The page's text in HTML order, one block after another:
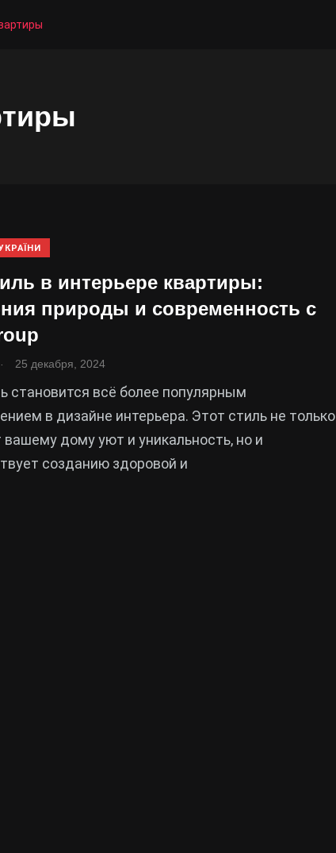
в интерьере квартиры:
природы и современность c
25 декабря, 2024
становится всё более популярным
в дизайне интерьера. Этот стиль не только
вашему дому уют и уникальность, но и
созданию здоровой и